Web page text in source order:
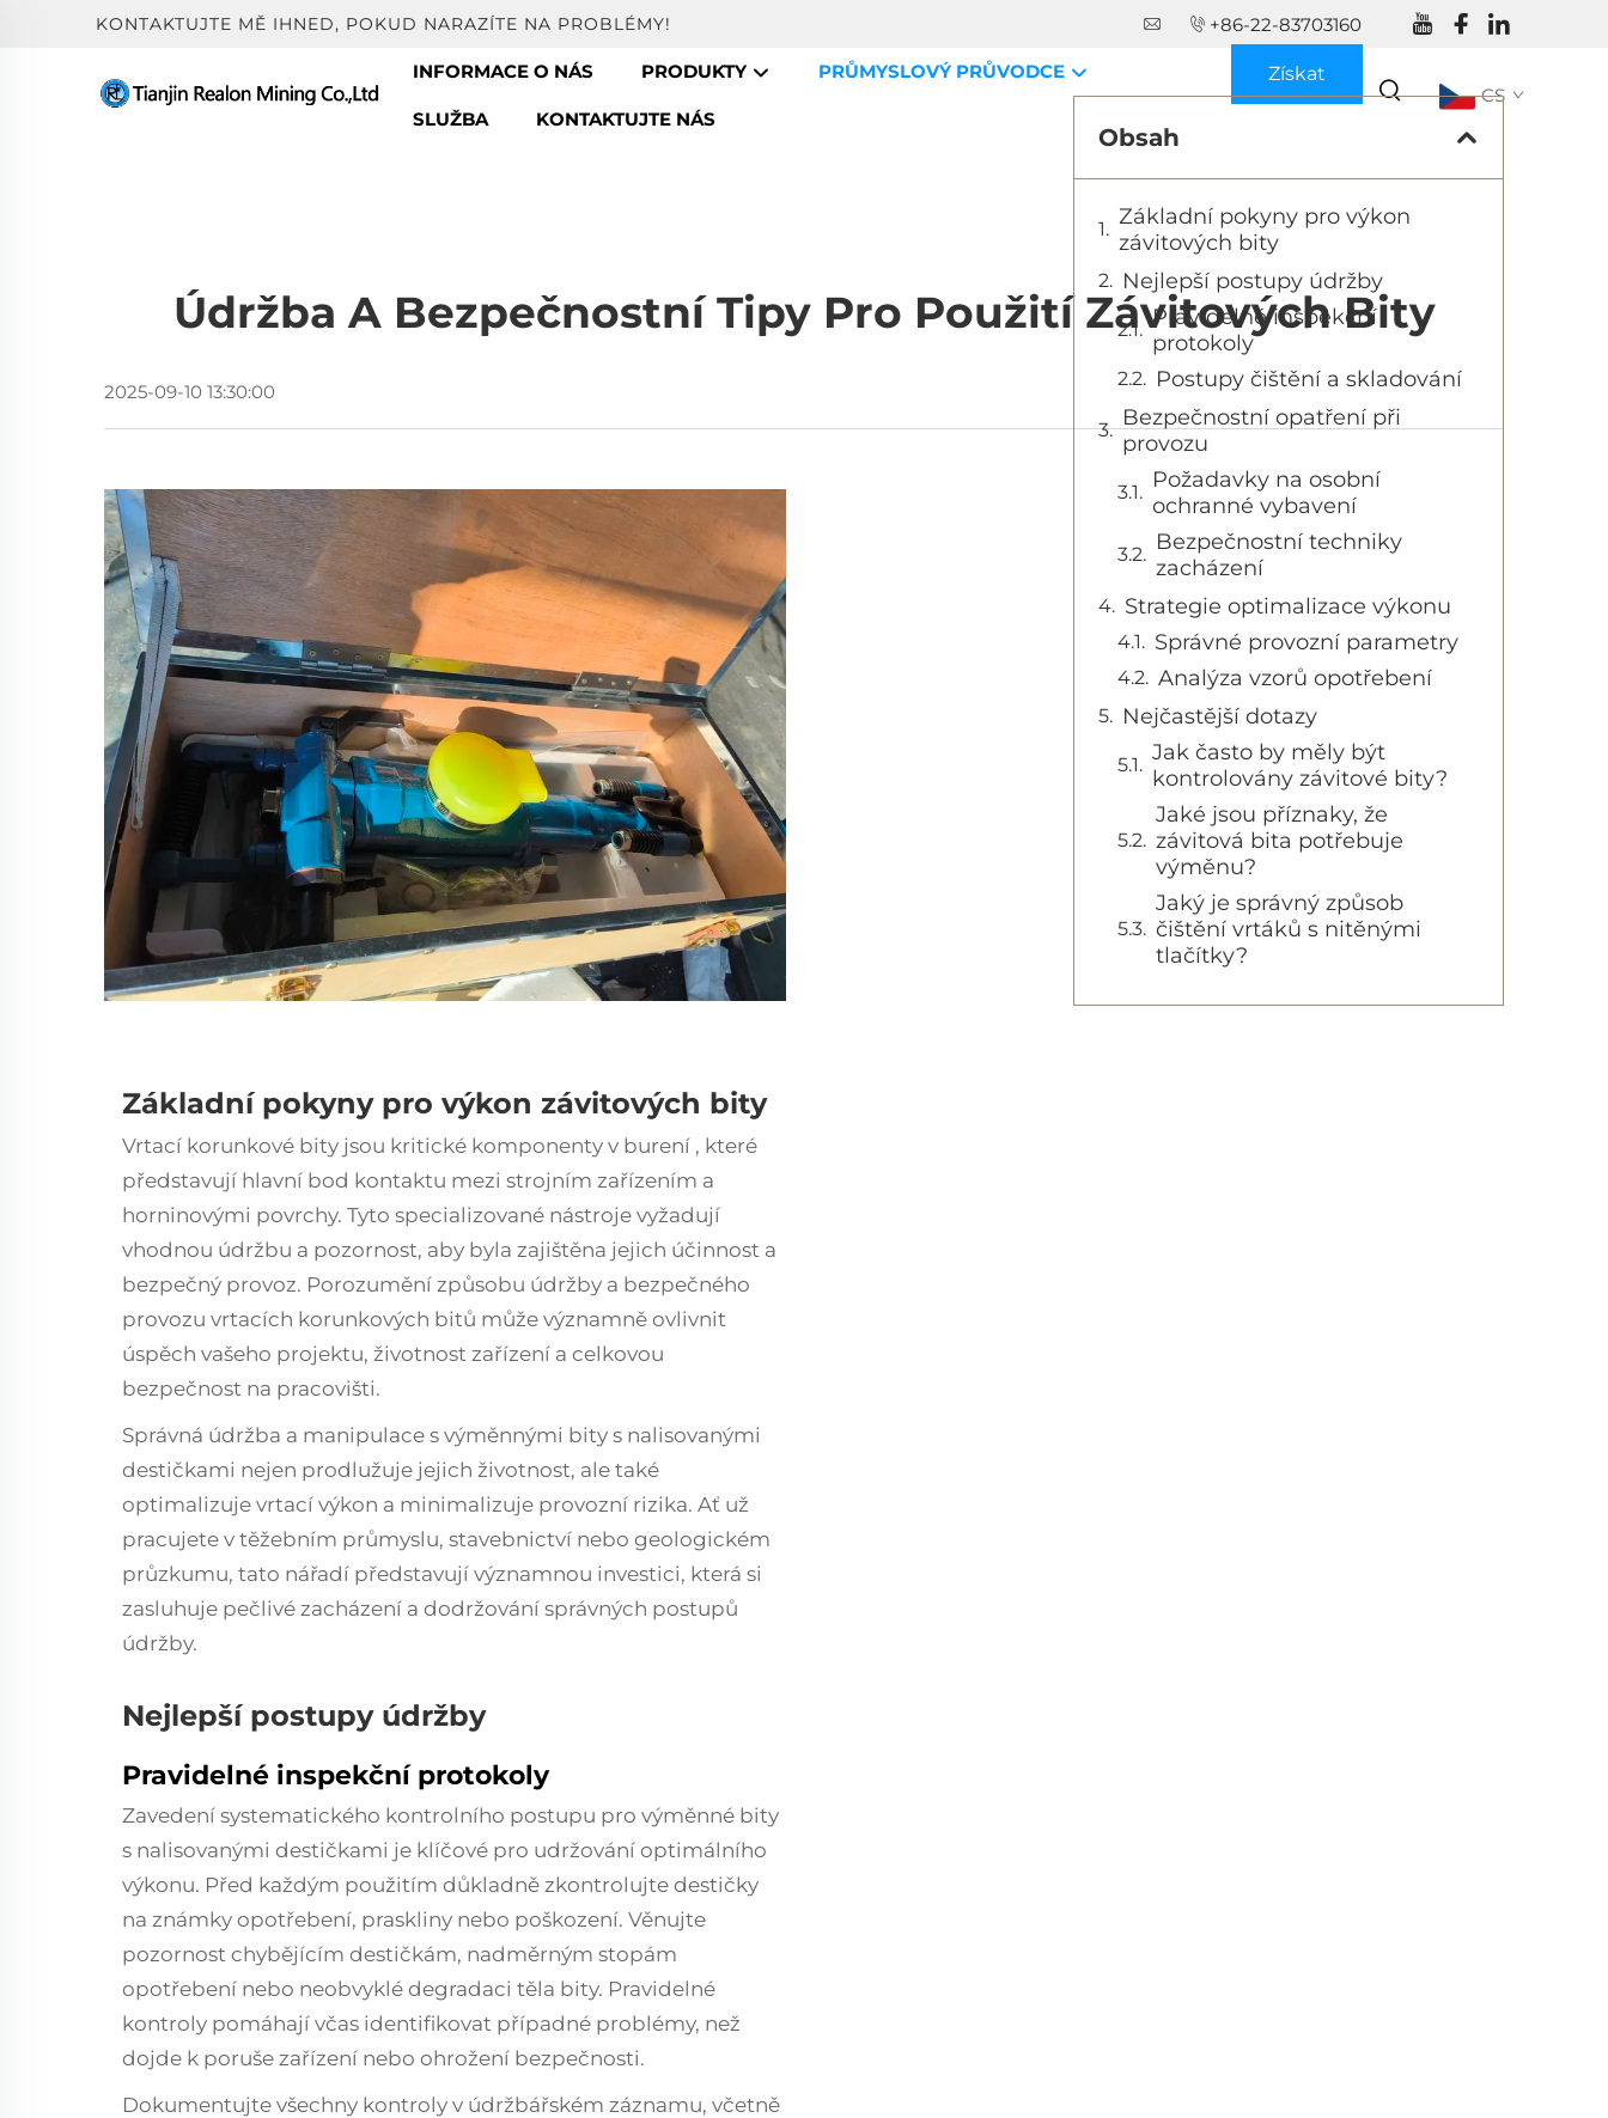
KONTAKTUJTE MĚ IHNED, POKUD NARAZÍTE NA PROBLÉMY! +86-22-83703160
INFORMACE O NÁS PRODUKTY PRŮMYSLOVÝ PRŮVODCE
SLUŽBA KONTAKTUJTE NÁS
Získat
CS
Údržba A Bezpečnostní Tipy Pro Použití Závitových Bity
2025-09-10 13:30:00
Obsah
Základní pokyny pro výkon
závitových bity
Nejlepší postupy údržby
Pravidelné inspekční
protokoly
Postupy čištění a skladování
Bezpečnostní opatření při
provozu
Požadavky na osobní
ochranné vybavení
Bezpečnostní techniky
zacházení
Strategie optimalizace výkonu
Správné provozní parametry
Analýza vzorů opotřebení
Nejčastější dotazy
Jak často by měly být
kontrolovány závitové bity?
Jaké jsou příznaky, že
závitová bita potřebuje
výměnu?
Jaký je správný způsob
čištění vrtáků s nitěnými
tlačítky?
Základní pokyny pro výkon závitových bity
Vrtací korunkové bity jsou kritické komponenty v burení , které
představují hlavní bod kontaktu mezi strojním zařízením a
horninovými povrchy. Tyto specializované nástroje vyžadují
vhodnou údržbu a pozornost, aby byla zajištěna jejich účinnost a
bezpečný provoz. Porozumění způsobu údržby a bezpečného
provozu vrtacích korunkových bitů může významně ovlivnit
úspěch vašeho projektu, životnost zařízení a celkovou
bezpečnost na pracovišti.
Správná údržba a manipulace s výměnnými bity s nalisovanými
destičkami nejen prodlužuje jejich životnost, ale také
optimalizuje vrtací výkon a minimalizuje provozní rizika. Ať už
pracujete v těžebním průmyslu, stavebnictví nebo geologickém
průzkumu, tato nářadí představují významnou investici, která si
zasluhuje pečlivé zacházení a dodržování správných postupů
údržby.
Nejlepší postupy údržby
Pravidelné inspekční protokoly
Zavedení systematického kontrolního postupu pro výměnné bity
s nalisovanými destičkami je klíčové pro udržování optimálního
výkonu. Před každým použitím důkladně zkontrolujte destičky
na známky opotřebení, praskliny nebo poškození. Věnujte
pozornost chybějícím destičkám, nadměrným stopám
opotřebení nebo neobvyklé degradaci těla bity. Pravidelné
kontroly pomáhají včas identifikovat případné problémy, než
dojde k poruše zařízení nebo ohrožení bezpečnosti.
Dokumentujte všechny kontroly v údržbářském záznamu, včetně